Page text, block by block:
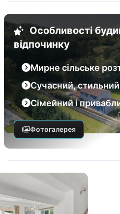
Особливості
відпочинку
Мирне сільське
Сучасний, стильний
Сімейний і
Фотогалерея